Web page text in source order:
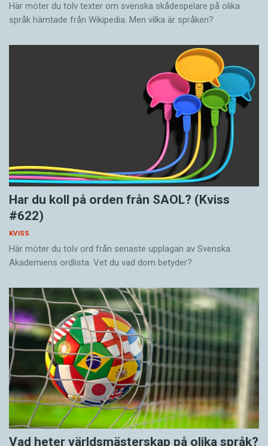
Här möter du tolv texter om svenska skådespelare på olika
språk hämtade från Wikipedia. Men vilka är språken?
Har du koll på orden från SAOL? (Kviss
#622)
KVISS
Här möter du tolv ord från senaste upplagan av Svenska
Akademiens ordlista. Vet du vad dom betyder?
Vad heter världsmästerskap på olika språk?